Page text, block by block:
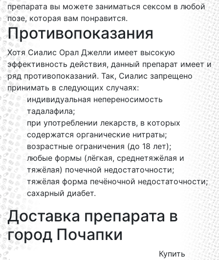
препарата вы можете заниматься сексом в любой
позе, которая вам понравится.
Противопоказания
Хотя Сиалис Орал Джелли имеет высокую
эффективность действия, данный препарат имеет и
ряд противопоказаний. Так, Сиалис запрещено
принимать в следующих случаях:
индивидуальная непереносимость
тадалафила;
при употреблении лекарств, в которых
содержатся органические нитраты;
возрастные ограничения (до 18 лет);
любые формы (лёгкая, среднетяжёлая и
тяжёлая) почечной недостаточности;
тяжёлая форма печёночной недостаточности;
сахарный диабет.
Доставка препарата в
город Почапки
Купить